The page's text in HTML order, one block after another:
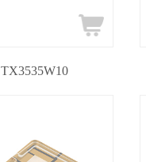
TX3535W10